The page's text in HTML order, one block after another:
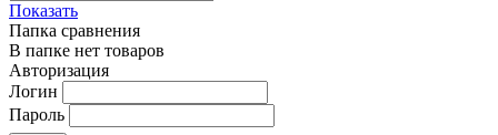
Показать
Папка сравнения
В папке нет товаров
Авторизация
Логин
Пароль